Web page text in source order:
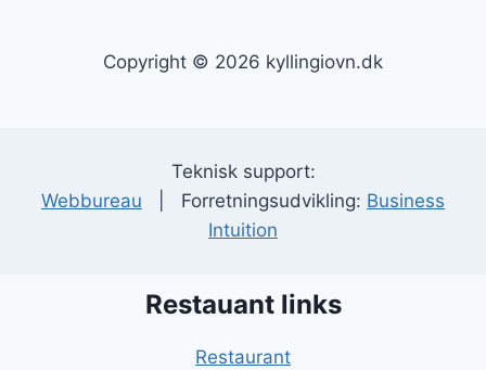
Copyright © 2026 kyllingiovn.dk
Teknisk support:
Webbureau | Forretningsudvikling: Business
Intuition
Restauant links
Restaurant